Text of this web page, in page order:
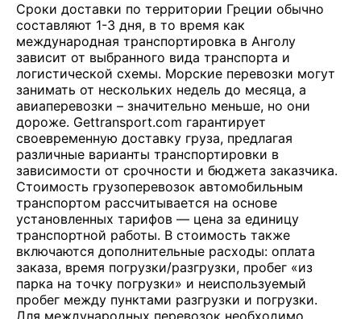
Сроки доставки по территории Греции обычно
составляют 1-3 дня, в то время как
международная транспортировка в Анголу
зависит от выбранного вида транспорта и
логистической схемы. Морские перевозки могут
занимать от нескольких недель до месяца, а
авиаперевозки – значительно меньше, но они
дороже. Gettransport.com гарантирует
своевременную доставку груза, предлагая
различные варианты транспортировки в
зависимости от срочности и бюджета заказчика.
Стоимость грузоперевозок автомобильным
транспортом рассчитывается на основе
установленных тарифов — цена за единицу
транспортной работы. В стоимость также
включаются дополнительные расходы: оплата
заказа, время погрузки/разгрузки, пробег «из
парка на точку погрузки» и неиспользуемый
пробег между пунктами разгрузки и погрузки.
Для международных перевозок необходимо